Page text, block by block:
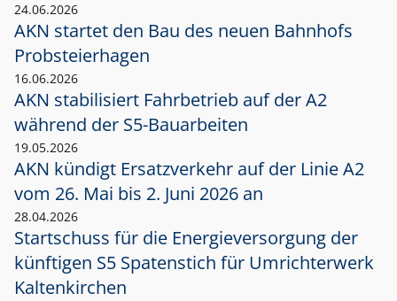
24.06.2026
AKN startet den Bau des neuen Bahnhofs
Probsteierhagen
16.06.2026
AKN stabilisiert Fahrbetrieb auf der A2
während der S5-Bauarbeiten
19.05.2026
AKN kündigt Ersatzverkehr auf der Linie A2
vom 26. Mai bis 2. Juni 2026 an
28.04.2026
Startschuss für die Energieversorgung der
künftigen S5 Spatenstich für Umrichterwerk
Kaltenkirchen